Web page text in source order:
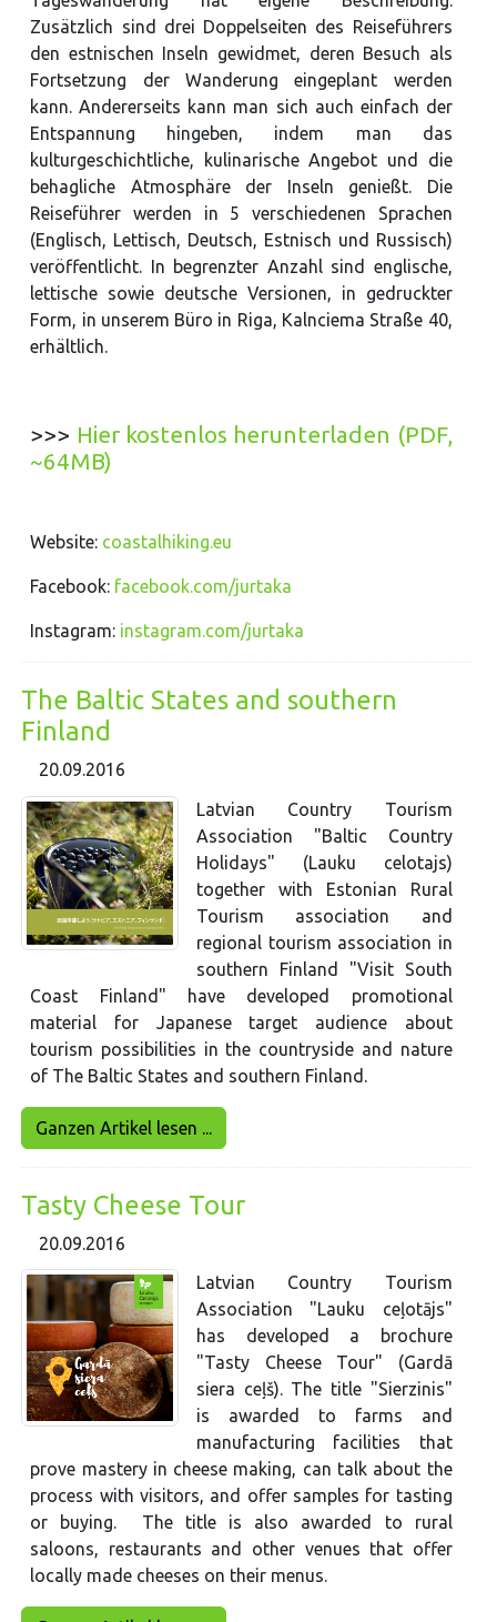
Zusätzlich sind drei Doppelseiten des Reiseführers
den estnischen Inseln gewidmet, deren Besuch als
Fortsetzung der Wanderung eingeplant werden
kann. Andererseits kann man sich auch einfach der
Entspannung hingeben, indem man das
kulturgeschichtliche, kulinarische Angebot und die
behagliche Atmosphäre der Inseln genießt. Die
Reiseführer werden in 5 verschiedenen Sprachen
(Englisch, Lettisch, Deutsch, Estnisch und Russisch)
veröffentlicht. In begrenzter Anzahl sind englische,
lettische sowie deutsche Versionen, in gedruckter
Form, in unserem Büro in Riga, Kalnciema Straße 40,
erhältlich.
>>> Hier kostenlos herunterladen (PDF,
~64MB)
Website: coastalhiking.eu
Facebook: facebook.com/jurtaka
Instagram: instagram.com/jurtaka
The Baltic States and southern
Finland
20.09.2016
Latvian Country Tourism
Association "Baltic Country
Holidays" (Lauku celotajs)
together with Estonian Rural
Tourism association and
regional tourism association in
southern Finland "Visit South
Coast Finland" have developed promotional
material for Japanese target audience about
tourism possibilities in the countryside and nature
of The Baltic States and southern Finland.
Ganzen Artikel lesen ...
Tasty Cheese Tour
20.09.2016
Latvian Country Tourism
Association "Lauku ceļotājs"
has developed a brochure
"Tasty Cheese Tour" (Gardā
siera ceļš). The title "Sierzinis"
is awarded to farms and
manufacturing facilities that
prove mastery in cheese making, can talk about the
process with visitors, and offer samples for tasting
or buying. The title is also awarded to rural
saloons, restaurants and other venues that offer
locally made cheeses on their menus.